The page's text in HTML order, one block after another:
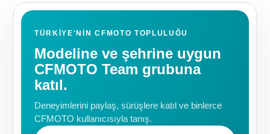
TÜRKIYE'NIN CFMOTO TOPLULUĞU
Modeline ve şehrine uygun
CFMOTO Team grubuna
katıl.
Deneyimlerini paylaş, sürüşlere katıl ve binlerce
CFMOTO kullanıcısıyla tanış.